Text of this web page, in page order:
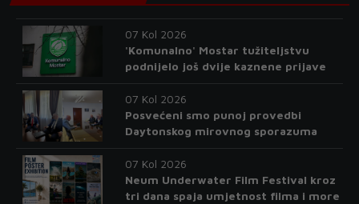
07 Kol 2026
'Komunalno' Mostar tužiteljstvu
podnijelo još dvije kaznene prijave
07 Kol 2026
Posvećeni smo punoj provedbi
Daytonskog mirovnog sporazuma
07 Kol 2026
Neum Underwater Film Festival kroz
tri dana spaja umjetnost filma i more